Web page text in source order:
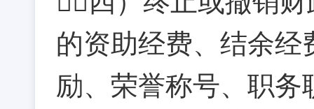
的资助经费、结余经
励、荣誉称号、职务